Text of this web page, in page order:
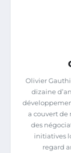
Olivier
dizaine
a couvert de
des
initiatives
regard